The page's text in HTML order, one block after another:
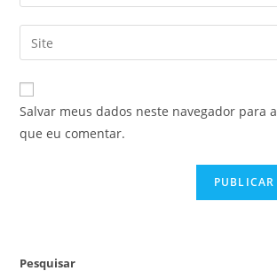
Salvar meus dados neste navegador para
que eu comentar.
Pesquisar